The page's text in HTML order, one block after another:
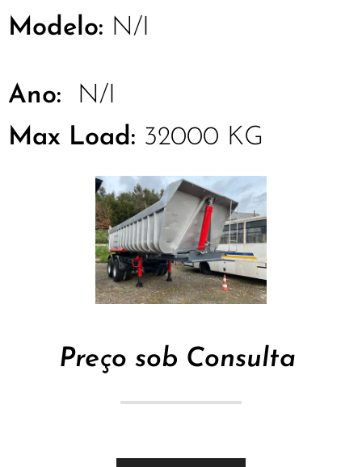
Modelo: N/I
Ano: N/I
Max Load: 32000 KG
Preço sob Consulta